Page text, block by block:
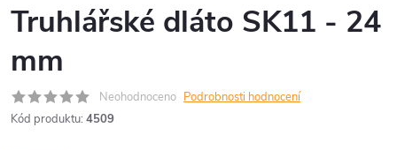
Truhlářské dláto SK11 - 24
mm
Neohodnoceno Podrobnosti hodnocení
Kód produktu: 4509